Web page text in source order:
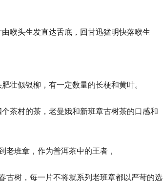
喉头生发直达舌底，回甘迅猛明快落喉生
壮似银柳，有一定数量的长梗和黄叶。
茶村的茶，老曼娥和新班章古树茶的口感和
老班章，作为普洱茶中的王者，
古树，每一片不将就系列老班章都以严苛的选